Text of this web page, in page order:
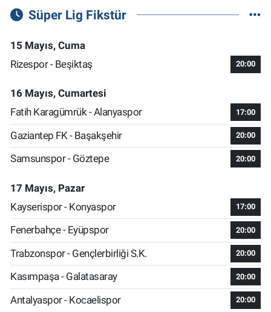
Süper Lig Fikstür
15 Mayıs, Cuma
Rizespor - Beşiktaş
20:00
16 Mayıs, Cumartesi
Fatih Karagümrük - Alanyaspor
17:00
Gaziantep FK - Başakşehir 20:00
Samsunspor - Göztepe 20:00
17 Mayıs, Pazar
Kayserispor - Konyaspor
17:00
Fenerbahçe - Eyüpspor 20:00
Trabzonspor - Gençlerbirliği S.K. 20:00
Kasımpaşa - Galatasaray 20:00
Antalyaspor - Kocaelispor 20:00